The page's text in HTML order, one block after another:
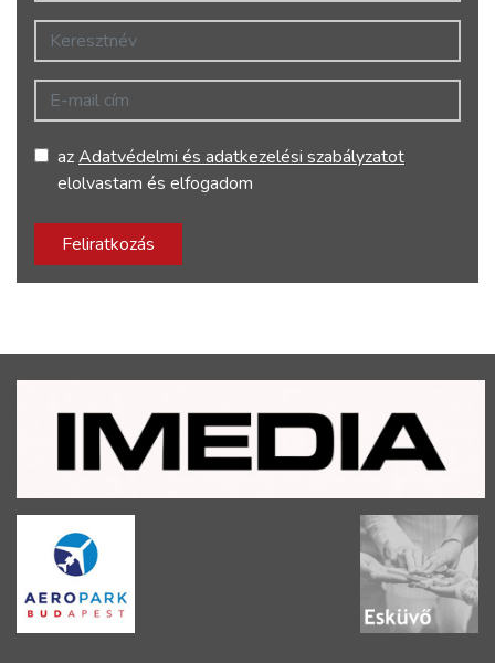
Keresztnév
E-mail cím
azAdatvédelmi és adatkezelési szabályzatot
elolvastam és elfogadom
Feliratkozás